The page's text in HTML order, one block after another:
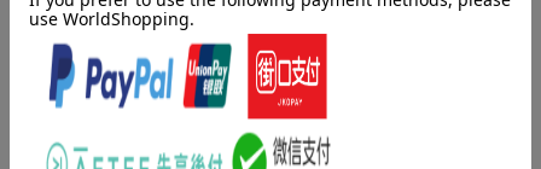
PART3：ココア生地を組み合わせて！ かわいい動物パン
PART4：ハード系生地を味わう！ 食事パン
でもね
これは パンの作り方のレシピです なんと丁寧に書かれてい
て・・・・ わたしも 子供に作ってあげた思い出があり嬉し
くなりました
確かに作るとなるとイーストで発酵させたり ガスを抜いたり